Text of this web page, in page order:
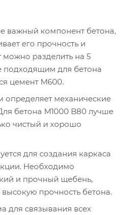
важный компонент бетона,
его прочность и
можно разделить на 5
подходящим для бетона
цемент М600.
определяет механические
бетона М1000 B80 лучше
чистый и хорошо
для создания каркаса
Необходимо
и прочный щебень,
прочность бетона.
для связывания всех